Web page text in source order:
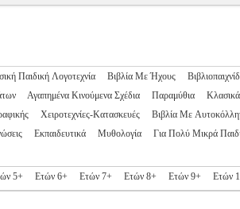
Παιδική Λογοτεχνία Βιβλία Με Ήχους
Αγαπημένα Κινούμενα Σχέδια Παραμύθια
Χειροτεχνίες-Κατασκευές Βιβλία Με
Εκπαιδευτικά Μυθολογία Για Πολύ Μικρά
5+ Ετών 6+ Ετών 7+ Ετών 8+ Ετών 9+ Ετών